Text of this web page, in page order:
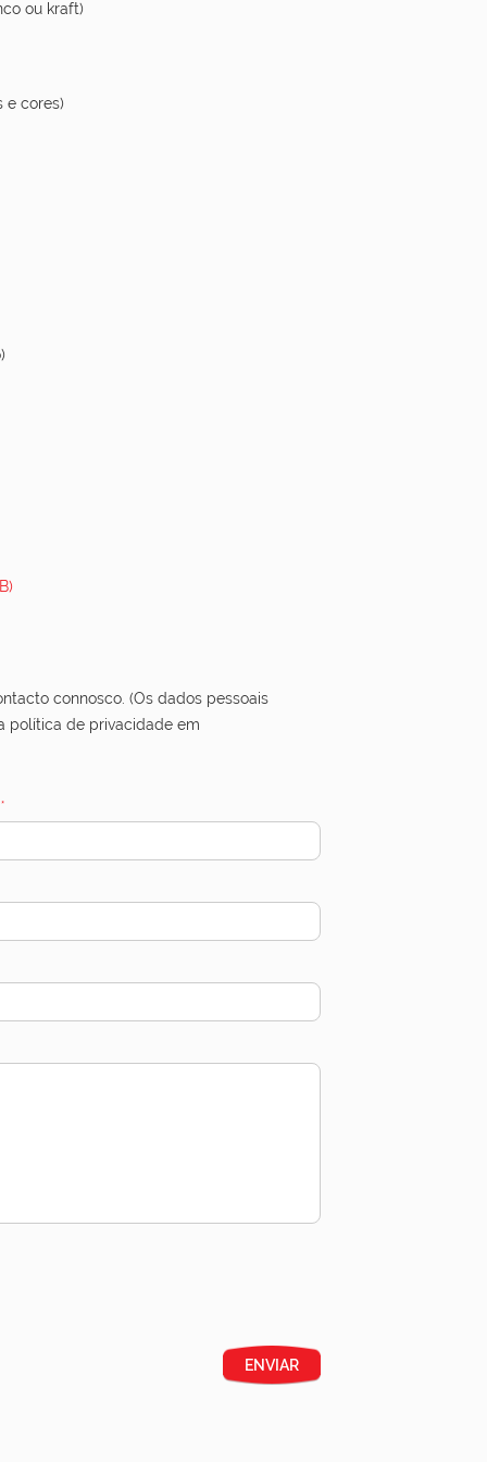
ou kraft)
e cores)
connosco. (Os dados pessoais
política de privacidade em
*
ENVIAR